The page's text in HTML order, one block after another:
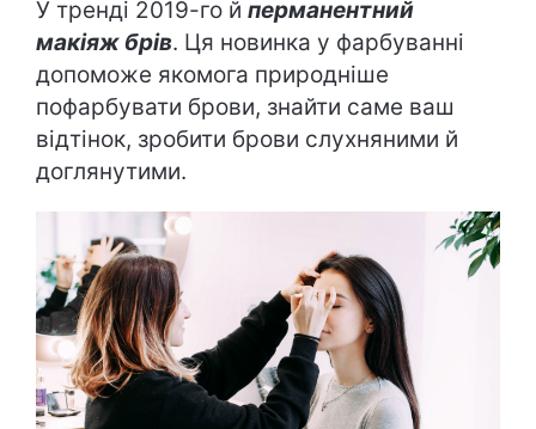
У тренді 2019-го й перманентний
макіяж брів. Ця новинка у фарбуванні
допоможе якомога природніше
пофарбувати брови, знайти саме ваш
відтінок, зробити брови слухняними й
доглянутими.